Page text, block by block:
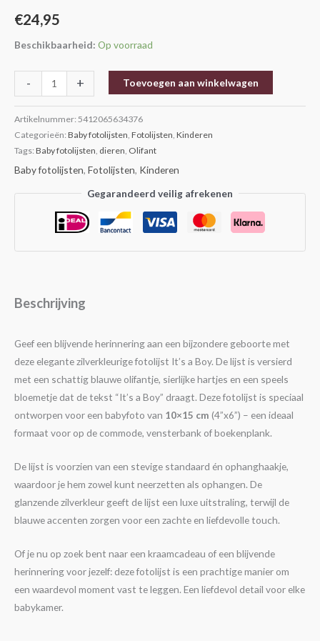
€24,95
Beschikbaarheid: Op voorraad
- + Toevoegen aan winkelwagen
Artikelnummer: 5412065634376
Categorieën: Baby fotolijsten Fotolijsten Kinderen
Tags: Baby fotolijsten dieren Olifant
Baby fotolijsten, Fotolijsten, Kinderen
Gegarandeerd veilig afrekenen
Beschrijving
Geef een blijvende herinnering aan een bijzondere geboorte met
deze elegante zilverkleurige fotolijst It’s a Boy. De lijst is versierd
met een schattig blauwe olifantje, sierlijke hartjes en een speels
bloemetje dat de tekst “It’s a Boy” draagt. Deze fotolijst is speciaal
ontworpen voor een babyfoto van 10×15 cm (4”x6”) – een ideaal
formaat voor op de commode, vensterbank of boekenplank.
De lijst is voorzien van een stevige standaard én ophanghaakje,
waardoor je hem zowel kunt neerzetten als ophangen. De
glanzende zilverkleur geeft de lijst een luxe uitstraling, terwijl de
blauwe accenten zorgen voor een zachte en liefdevolle touch.
Of je nu op zoek bent naar een kraamcadeau of een blijvende
herinnering voor jezelf: deze fotolijst is een prachtige manier om
een waardevol moment vast te leggen. Een liefdevol detail voor elke
babykamer.